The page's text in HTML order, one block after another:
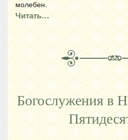
молебен.
Читать…
Богослужения в